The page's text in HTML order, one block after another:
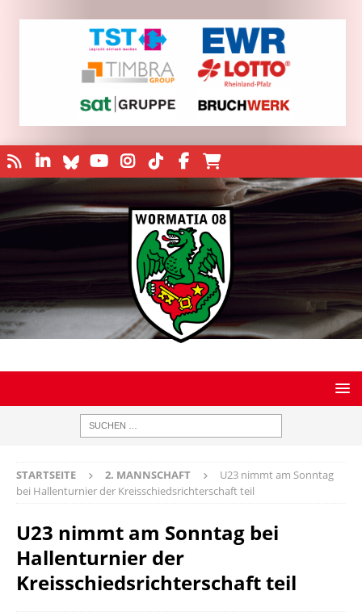
STARTSEITE 2. MANNSCHAFT
U23 nimmt am Sonntag
bei Hallenturnier der Kreisschiedsrichterschaft teil
U23 nimmt am Sonntag bei
Hallenturnier der
Kreisschiedsrichterschaft teil